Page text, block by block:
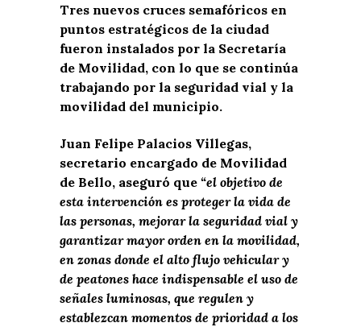
Tres nuevos cruces semafóricos en
puntos estratégicos de la ciudad
fueron instalados por la Secretaría
de Movilidad, con lo que se continúa
trabajando por la seguridad vial y la
movilidad del municipio.
Juan Felipe Palacios Villegas,
secretario encargado de Movilidad
de Bello, aseguró que “el objetivo de
esta intervención es proteger la vida de
las personas, mejorar la seguridad vial y
garantizar mayor orden en la movilidad,
en zonas donde el alto flujo vehicular y
de peatones hace indispensable el uso de
señales luminosas, que regulen y
establezcan momentos de prioridad a los